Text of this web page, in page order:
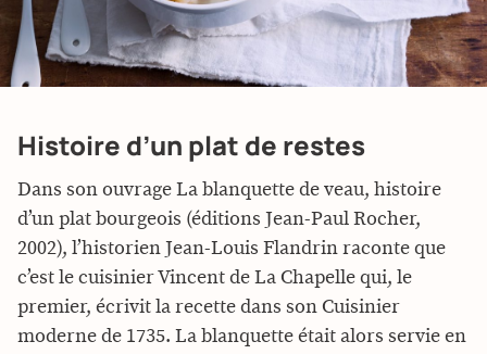
Histoire d’un plat de restes
Dans son ouvrage La blanquette de veau, histoire
d’un plat bourgeois (éditions Jean-Paul Rocher,
2002), l’historien Jean-Louis Flandrin raconte que
c’est le cuisinier Vincent de La Chapelle qui, le
premier, écrivit la recette dans son Cuisinier
moderne de 1735. La blanquette était alors servie en